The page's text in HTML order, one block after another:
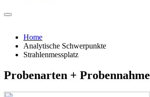
Home
Analytische Schwerpunkte
Strahlenmessplatz
Probenarten + Probennahme